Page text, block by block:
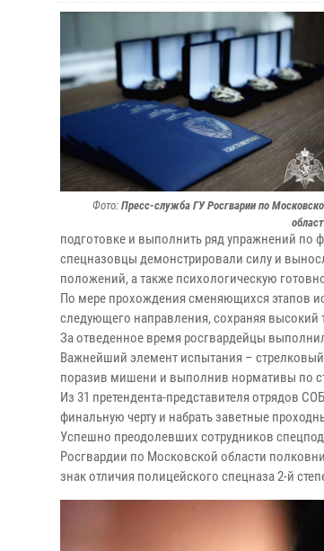
Фото: Пресс-служба ГУ Росгварии по
подготовке и выполнить ряд упражнений по
спецназовцы демонстрировали силу и
положений, а также психологическую
По мере прохождения сменяющихся этапов
следующего направления, сохраняя высокий
За отведенное время росгвардейцы
Важнейший элемент испытания – стрелковый
поразив мишени и выполнив нормативы по
Из 31 претендента-представителя отрядов
финальную черту и набрать заветные
Успешно преодолевших сотрудников
Росгвардии по Московской области
знак отличия полицейского спецназа 2-й